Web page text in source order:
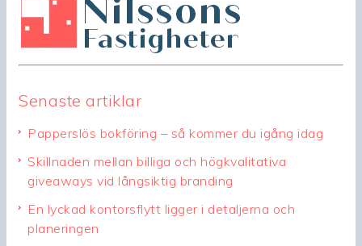
Senaste artiklar
Papperslös bokföring – så kommer du igång idag
Skillnaden mellan billiga och högkvalitativa
giveaways vid långsiktig branding
En lyckad kontorsflytt ligger i detaljerna och
planeringen